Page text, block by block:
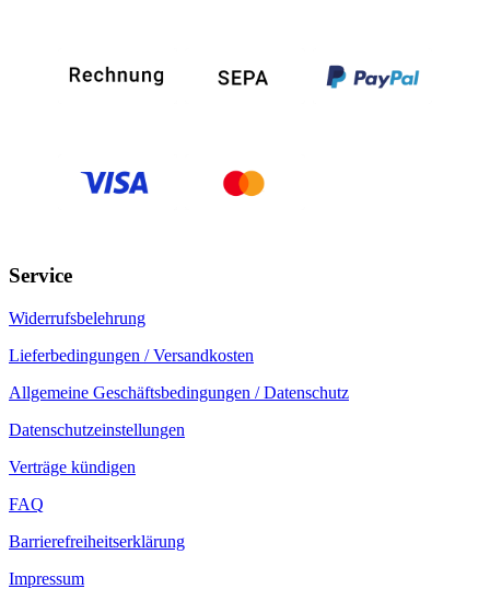
Service
Widerrufsbelehrung
Lieferbedingungen / Versandkosten
Allgemeine Geschäftsbedingungen / Datenschutz
Datenschutzeinstellungen
Verträge kündigen
FAQ
Barrierefreiheitserklärung
Impressum